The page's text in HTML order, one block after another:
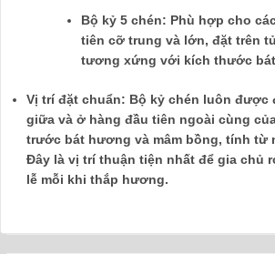
Bộ kỷ 5 chén: Phù hợp cho
tiên cỡ trung và lớn, đặt trên
tương xứng với kích thước
Vị trí đặt chuẩn: Bộ kỷ chén luôn
giữa và ở hàng đầu tiên ngoài cùng
trước bát hương và mâm bồng, tính từ
Đây là vị trí thuận tiện nhất để gia chủ
lễ mỗi khi thắp hương.